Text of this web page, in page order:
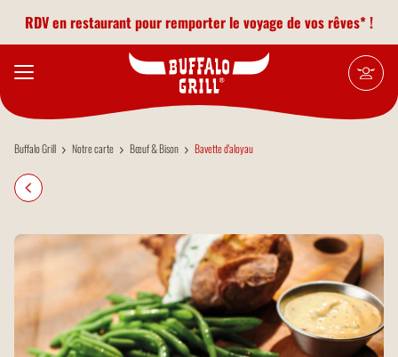
RDV en restaurant pour remporter le voyage de vos rêves* !
Buffalo Grill Notre carte Bœuf & Bison Bavette d'aloyau